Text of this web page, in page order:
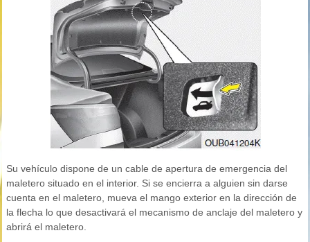
Su vehículo dispone de un cable de apertura de emergencia del
maletero situado en el interior. Si se encierra a alguien sin darse
cuenta en el maletero, mueva el mango exterior en la dirección de
la flecha lo que desactivará el mecanismo de anclaje del maletero y
abrirá el maletero.